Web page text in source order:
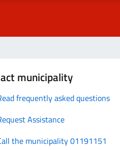
municipality
frequently asked questions
Assistance
the municipality 01191151